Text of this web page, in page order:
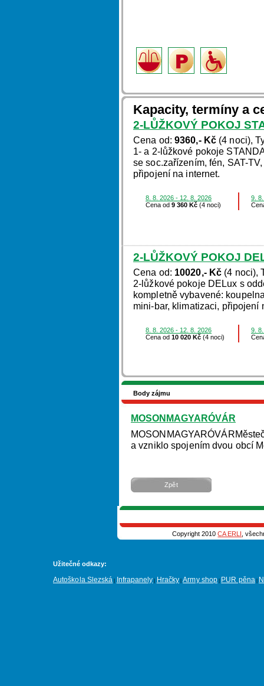
Kapacity, termíny a
2-LŮŽKOVÝ POKOJ
Cena od:9360,- Kč (4 noci),
1- a 2-lůžkové pokoje
se soc.zařízením, fén, SAT-
připojení na internet.
8. 8. 2026 - 12. 8. 2026
Cena od 9 360 Kč (4 noci)
9.
2-LŮŽKOVÝ POKOJ
Cena od: 10020,- Kč (4 noci),
2-lůžkové pokoje DELux s
kompletně vybavené:
mini-bar, klimatizaci, připojení
8. 8. 2026 - 12. 8. 2026
Cena od 10 020 Kč (4 noci)
9.
Body zájmu
MOSONMAGYARÓVÁR
a vzniklo spojením dvou obcí
Zpět
Copyright 2010CA ERLI ,
Užitečné odkazy:
Autoškola Slezská Infrapanely Hračky |Army shop PUR pěna|